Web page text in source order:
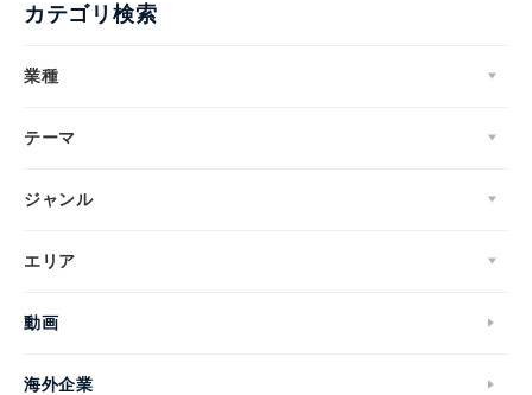
カテゴリ検索
業種
テーマ
ジャンル
エリア
動画
海外企業